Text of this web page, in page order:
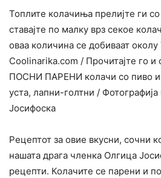
Топлите колачиња прелијте ги
ставајте по малку врз секое
оваа количина се добиваат
Сооlinarika.com / Прочитајте го и
ПОСНИ ПАРЕНИ колачи со пиво и
уста, лапни-голтни /
Јосифоска
Рецептот за овие вкусни, сочни
нашата драга членка Олгица
рецепти. Колачите се парени и